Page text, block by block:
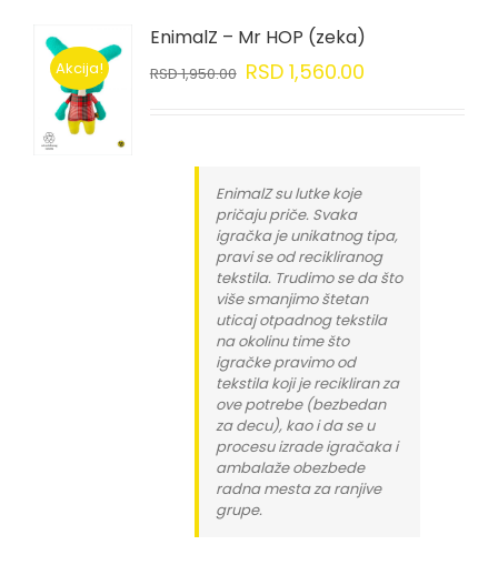
Akcija!
EnimalZ – Mr HOP (zeka)
RSD1,950.00 RSD1,560.00
EnimalZ su lutke koje
pričaju priče. Svaka
igračka je unikatnog tipa,
pravi se od recikliranog
tekstila. Trudimo se da što
više smanjimo štetan
uticaj otpadnog tekstila
na okolinu time što
igračke pravimo od
tekstila koji je recikliran za
ove potrebe (bezbedan
za decu), kao i da se u
procesu izrade igračaka i
ambalaže obezbede
radna mesta za ranjive
grupe.